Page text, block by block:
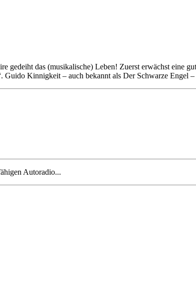
gedeiht das (musikalische) Leben! Zuerst erwächst eine
Guido Kinnigkeit – auch bekannt als Der Schwarze Engel
Autoradio...